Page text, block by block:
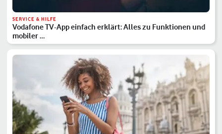
SERVICE & HILFE
Vodafone TV-App einfach erklärt: Alles zu Funktionen und
mobiler …